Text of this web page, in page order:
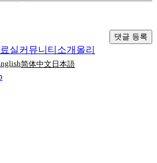
댓글 등록
실커뮤니티 소개 올리
简体中文 日本語